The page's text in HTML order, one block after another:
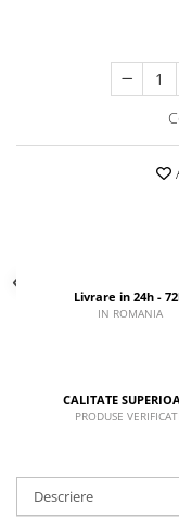
Livrare in 24h -
IN ROMANIA
CALITATE
PRODUSE
Descriere